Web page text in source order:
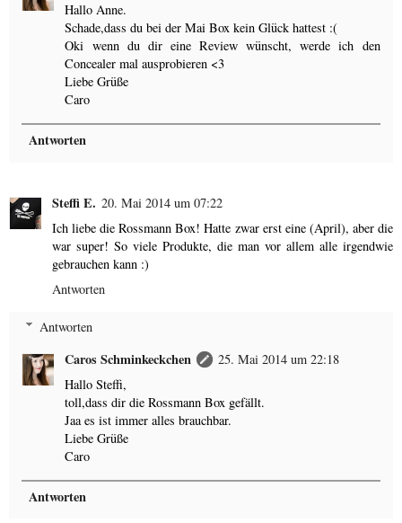
Hallo Anne.
Schade,dass du bei der Mai Box kein Glück hattest :(
Oki wenn du dir eine Review wünscht, werde ich den
Concealer mal ausprobieren <3
Liebe Grüße
Caro
Antworten
Steffi E. 20. Mai 2014 um 07:22
Ich liebe die Rossmann Box! Hatte zwar erst eine (April), aber die
war super! So viele Produkte, die man vor allem alle irgendwie
gebrauchen kann :)
Antworten
Antworten
Caros Schminkeckchen
25. Mai 2014 um 22:18
Hallo Steffi,
toll,dass dir die Rossmann Box gefällt.
Jaa es ist immer alles brauchbar.
Liebe Grüße
Caro
Antworten